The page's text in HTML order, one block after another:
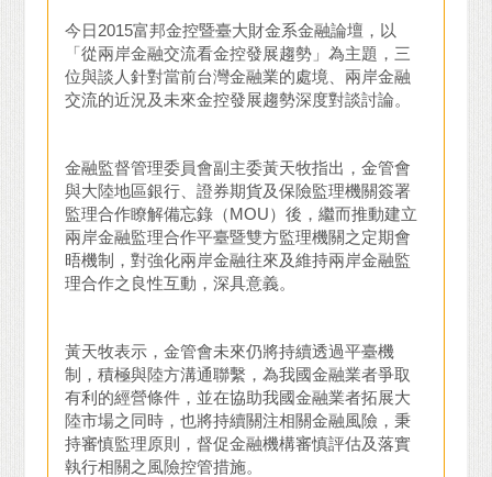
今日2015富邦金控暨臺大財金系金融論壇，以
「從兩岸金融交流看金控發展趨勢」為主題，三
位與談人針對當前台灣金融業的處境、兩岸金融
交流的近況及未來金控發展趨勢深度對談討論。
金融監督管理委員會副主委黃天牧指出，金管會
與大陸地區銀行、證券期貨及保險監理機關簽署
監理合作瞭解備忘錄（MOU）後，繼而推動建立
兩岸金融監理合作平臺暨雙方監理機關之定期會
晤機制，對強化兩岸金融往來及維持兩岸金融監
理合作之良性互動，深具意義。
黃天牧表示，金管會未來仍將持續透過平臺機
制，積極與陸方溝通聯繫，為我國金融業者爭取
有利的經營條件，並在協助我國金融業者拓展大
陸市場之同時，也將持續關注相關金融風險，秉
持審慎監理原則，督促金融機構審慎評估及落實
執行相關之風險控管措施。